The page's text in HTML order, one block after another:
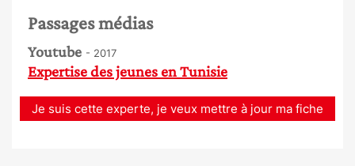
Passages médias
Youtube - 2017
Expertise des jeunes en Tunisie
Je suis cette experte, je veux mettre à jour ma fiche